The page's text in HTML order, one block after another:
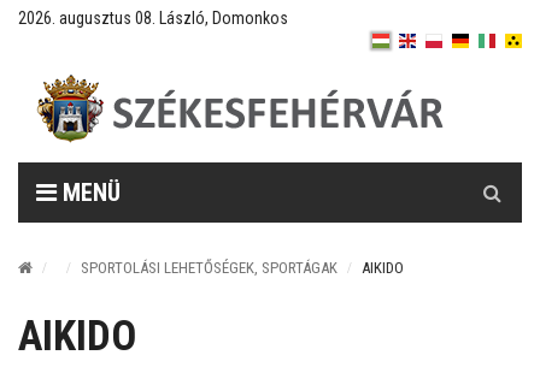
2026. augusztus 08. László, Domonkos
MENÜ
SPORTOLÁSI LEHETŐSÉGEK, SPORTÁGAK AIKIDO
AIKIDO